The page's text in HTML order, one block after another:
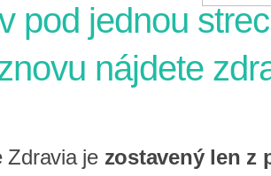
pod jednou
nájdete
Zdravia je zostavený len z